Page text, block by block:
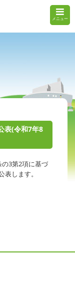
メニュー
表(令和7年8
の3第2項に基づ
します。